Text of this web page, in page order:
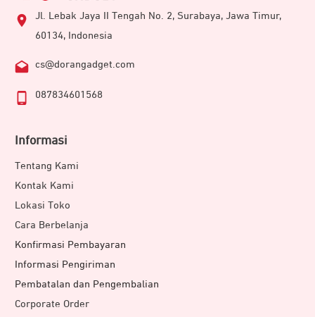
Jl. Lebak Jaya II Tengah No. 2, Surabaya, Jawa Timur,
60134, Indonesia
cs@dorangadget.com
087834601568
Informasi
Tentang Kami
Kontak Kami
Lokasi Toko
Cara Berbelanja
Konfirmasi Pembayaran
Informasi Pengiriman
Pembatalan dan Pengembalian
Corporate Order